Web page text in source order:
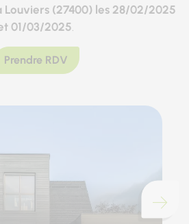
Louviers (27400) les 28/02/2025
01/03/2025
Prendre RDV
Chargement...